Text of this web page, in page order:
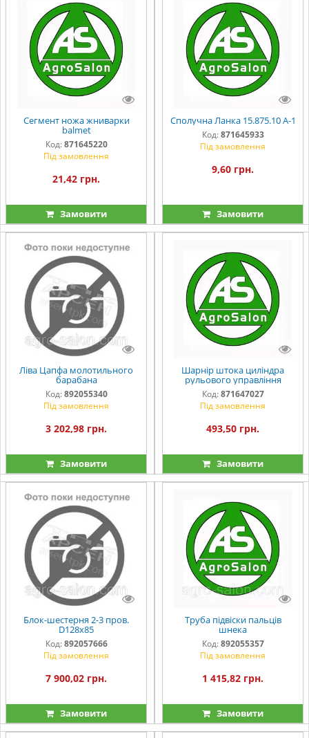
Сегмент ножа жниварки
balmet
Код: 871645220
Під замовлення
21,42 грн.
Замовити
Сполучна Ланка 15.875.10 A-1
Код: 871645933
Під замовлення
9,60 грн.
Замовити
Ліва Цапфа молотильного
барабана
Код: 892055340
Під замовлення
3 202,98 грн.
Замовити
Шарнір штока циліндра
рульового управління
Код: 871647027
Під замовлення
493,50 грн.
Замовити
Блок-шестерня 2-3 пров.
D128х85
Код: 892057666
Під замовлення
7 900,02 грн.
Замовити
Труба підвіски пальців
шнека
Код: 892055357
Під замовлення
1 415,82 грн.
Замовити